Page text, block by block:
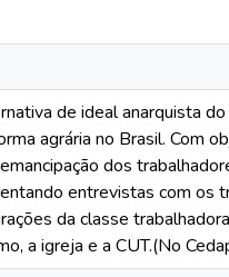
de ideal anarquista
agrária no Brasil. Com
dos
entrevistas com os
da classe
a igreja e a CUT.(No